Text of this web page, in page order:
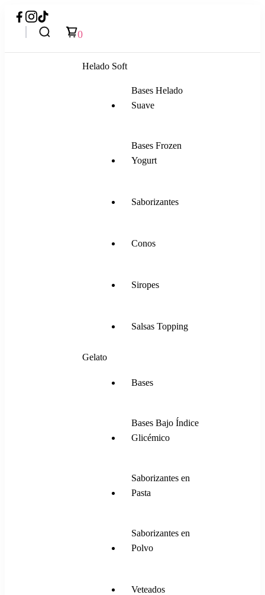
0
Helado Soft
Bases Helado
Suave
Bases Frozen
Yogurt
Saborizantes
Conos
Siropes
Salsas Topping
Gelato
Bases
Bases Bajo Índice
Glicémico
Saborizantes en
Pasta
Saborizantes en
Polvo
Veteados